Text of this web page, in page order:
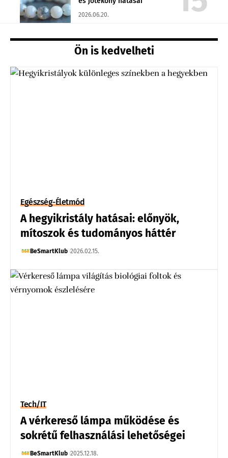
2026.06.20.
Ön is kedvelheti
Egészség-Életmód
A hegyikristály hatásai: előnyök,
mítoszok és tudományos háttér
BeSmartKlub 2026.02.15.
Tech/IT
A vérkereső lámpa működése és
sokrétű felhasználási lehetőségei
BeSmartKlub 2025.12.18.